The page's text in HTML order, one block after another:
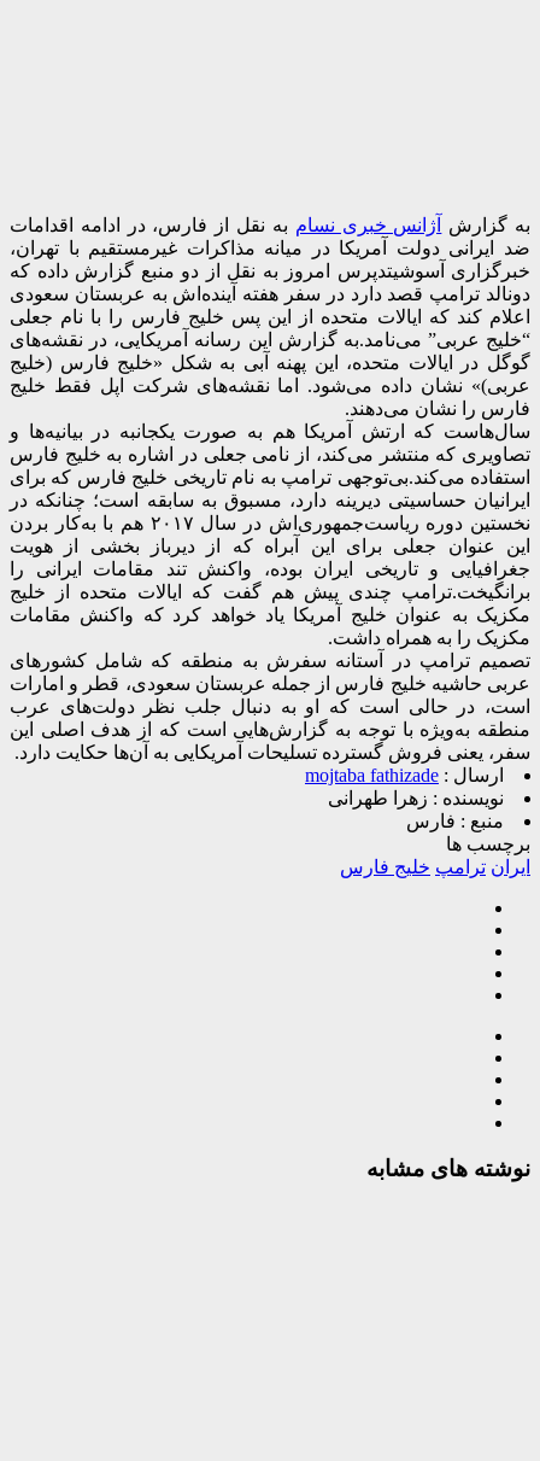
به گزارش آژانس خبری نسام به نقل از فارس، در ادامه اقدامات
ضد ایرانی دولت آمریکا در میانه مذاکرات غیرمستقیم با تهران،
خبرگزاری آسوشیتدپرس امروز به نقل از دو منبع گزارش داده که
دونالد ترامپ قصد دارد در سفر هفته آینده‌اش به عربستان سعودی
اعلام کند که ایالات متحده از این پس خلیج فارس را با نام جعلی
“خلیج عربی” می‌نامد.به گزارش این رسانه آمریکایی، در نقشه‌های
گوگل در ایالات متحده، این پهنه آبی به شکل «خلیج فارس (خلیج
عربی)» نشان داده می‌شود. اما نقشه‌های شرکت اپل فقط خلیج
فارس را نشان می‌دهند.
سال‌هاست که ارتش آمریکا هم به صورت یکجانبه در بیانیه‌ها و
تصاویری که منتشر می‌کند، از نامی جعلی در اشاره به خلیج فارس
استفاده می‌کند.بی‌توجهی ترامپ به نام تاریخی خلیج فارس که برای
ایرانیان حساسیتی دیرینه دارد، مسبوق به سابقه است؛ چنا‌نکه در
نخستین دوره ریاست‌جمهوری‌اش در سال ۲۰۱۷ هم با به‌کار بردن
این عنوان جعلی برای این آبراه که از دیرباز بخشی از هویت
جغرافیایی و تاریخی ایران بوده، واکنش تند مقامات ایرانی را
برانگیخت.ترامپ چندی پیش هم گفت که ایالات متحده از خلیج
مکزیک به عنوان خلیج آمریکا یاد خواهد کرد که واکنش مقامات
مکزیک را به همراه داشت.
تصمیم ترامپ در آستانه سفرش به منطقه که شامل کشورهای
عربی حاشیه خلیج فارس از جمله عربستان سعودی، قطر و امارات
است، در حالی است که او به دنبال جلب نظر دولت‌های عرب
منطقه به‌ویژه با توجه به گزارش‌هایی است که از هدف اصلی این
سفر، یعنی فروش گسترده تسلیحات آمریکایی به آن‌ها حکایت دارد.
ارسال : mojtaba fathizade
نویسنده : زهرا طهرانی
منبع : فارس
برچسب ها
ایران ترامپ خلیج فارس
نوشته های مشابه